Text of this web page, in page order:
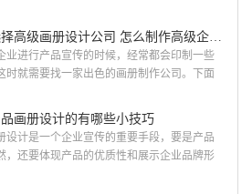
适用范畴并深刻...
务过3000多家的广州集团/单位/产品/目录画
刷公司。相信不少喜欢设计的小伙伴都会对
内容感兴趣吧! 一、广州的古柏设计 古
...
如何选择高级画册设计公司 怎么制作高级企业画册
进行产品宣传的时候，经常都会印制一些
时就需要找一家出色的画册制作公司。下面
制作高级企业画册?高级画册设计公司 如
级画册设计公司 首先是员工的能力是否
包括调研人员观察捕捉信息、与企业顺利沟
画册设计的有哪些小技巧
计是一个企业宣传的重要手段，要是产品
，还要体现产品的优质性和展示企业品牌形